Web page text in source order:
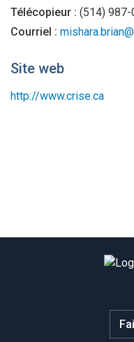
Télécopieur : (514) 987-
Courriel :
Site web
http://www.crise.ca